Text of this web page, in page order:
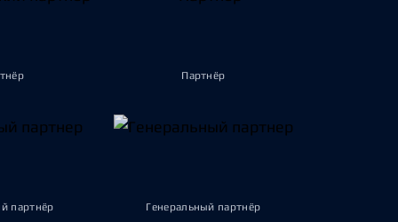
Партнёр
партнёр Генеральный партнёр